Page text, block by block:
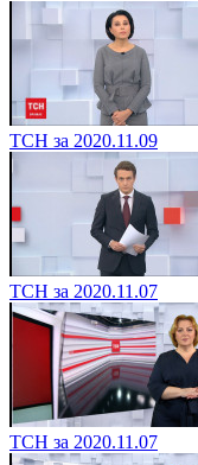
ТСН за 2020.11.09
ТСН за 2020.11.07
ТСН за 2020.11.07